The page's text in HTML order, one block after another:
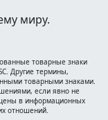
миру.
товарные знаки
Другие термины,
товарными знаками.
если явно не
в информационных
отношений.